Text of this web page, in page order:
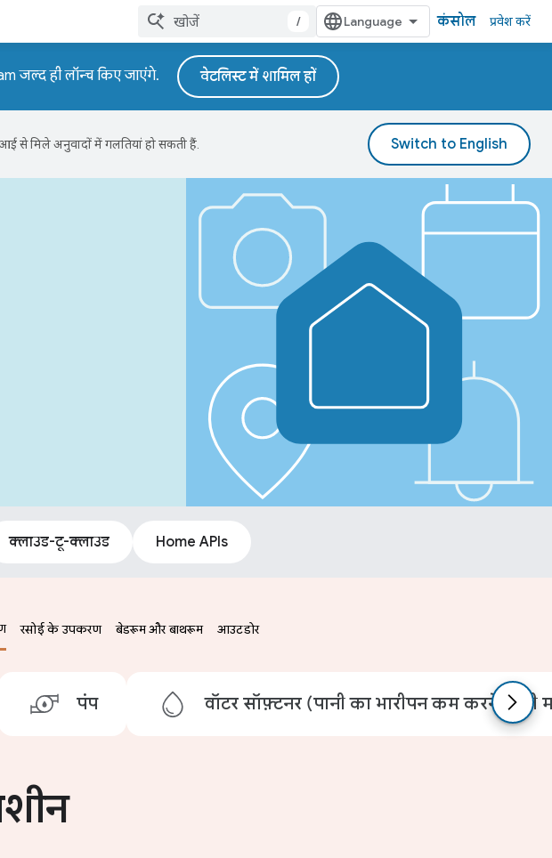
/ कंसोल प्रवेश करें
जल्द ही लॉन्च किए जाएंगे. वेटलिस्ट में शामिल हों
से मिले अनुवादों में गलतियां हो सकती हैं.